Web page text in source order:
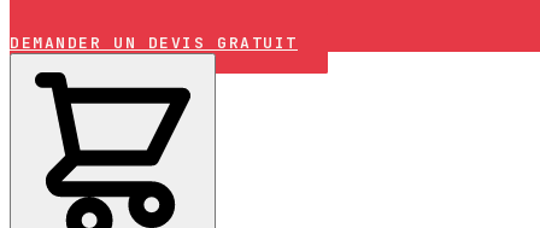
DEMANDER UN DEVIS GRATUIT